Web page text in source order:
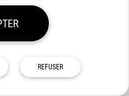
REFUSER